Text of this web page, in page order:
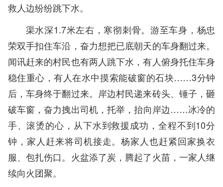
救人边纷纷跳下水。
渠水深1.7米左右，寒彻刺骨。游至车身，杨忠
荣双手扣住车沿，奋力想把已底朝天的车身翻过来。
闻讯赶来的村民也有两人跳下水，有人俯身托住车身
稳住重心，有人在水中摸索能破窗的石块……3分钟
后，车身终于翻过来。岸边村民递来砖头、锤子，砸
破车窗，奋力拽出司机，托举，抬向岸边……冰冷的
手、滚烫的心，从下水到救援成功，全程不到10分
钟，家人赶来将司机接走。杨家人也赶紧回家换衣
服、包扎伤口。火盆添了炭，腾起了火苗，一家人继
续向火团聚。